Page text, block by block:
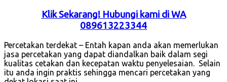
Klik Sekarang! Hubungi kami di WA
089613223344
Percetakan terdekat – Entah kapan anda akan memerlukan
jasa percetakan yang dapat diandalkan baik dalam segi
kualitas cetakan dan kecepatan waktu penyelesaian. Selain
itu anda ingin praktis sehingga mencari percetakan yang